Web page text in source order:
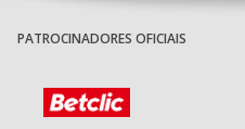
PATROCINADORES OFICIAIS